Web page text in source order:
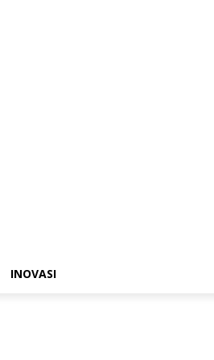
INOVASI